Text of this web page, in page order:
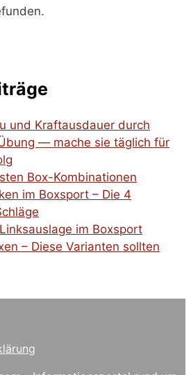
und Kraftausdauer durch
— mache sie täglich für
Box-Kombinationen
im Boxsport – Die 4
im Boxsport
– Diese Varianten sollten